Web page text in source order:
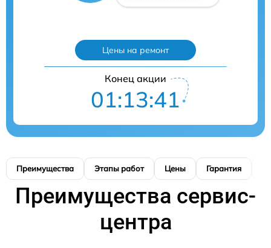
Цены на ремонт
Конец акции
01:13:40
Преимущества Этапы работ Цены Гарантия
Преимущества сервис-
центра